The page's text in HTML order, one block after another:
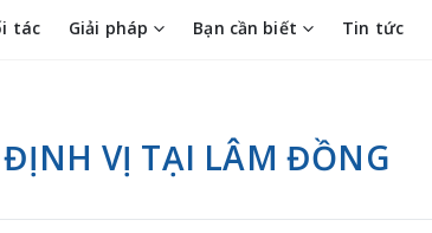
tác Giải pháp Bạn cần biết Tin tức
VỊ TẠI LÂM ĐỒNG